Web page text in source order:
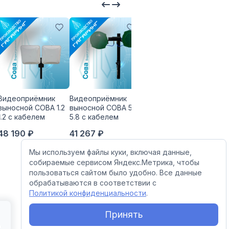
СОВА 1.2
с кабелем
190 ₽
Видеоприёмник
выносной СОВА 5.8
5.8 с кабелем
41 267 ₽
Мы используем файлы куки, включая данные,
собираемые сервисом Яндекс.Метрика, чтобы
пользоваться сайтом было удобно. Все данные
обрабатываются в соответствии с
Политикой конфиденциальности.
Принять